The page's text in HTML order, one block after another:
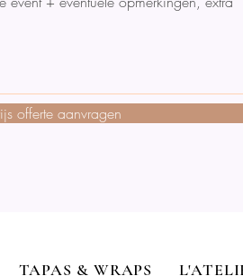
offerte aanvragen
TAPAS & WRAPS